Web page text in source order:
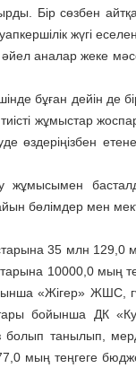
Бір сөзбен
жүгі
аналар жеке
бұған дейін де
жұ­мыстар
өздеріңізбен
бөлімдер мен
35 млн 129,0
10000,0 мың
«Жігер»
бойынша ДК
танылып,
теңгеге